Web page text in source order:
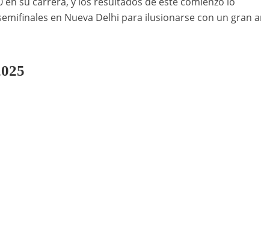
en Nueva Delhi para ilusionarse con un gran